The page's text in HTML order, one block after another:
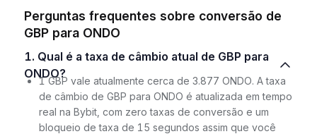
Perguntas frequentes sobre conversão de
GBP para ONDO
1. Qual é a taxa de câmbio atual de GBP para
ONDO?
1 GBP vale atualmente cerca de 3.877 ONDO. A taxa
de câmbio de GBP para ONDO é atualizada em tempo
real na Bybit, com zero taxas de conversão e um
bloqueio de taxa de 15 segundos assim que você